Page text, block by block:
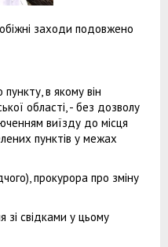
заходи подовжено
пункту, в якому він
області, - без дозволу
виїзду до місця
пунктів у межах
прокурора про зміну
зі свідками у цьому